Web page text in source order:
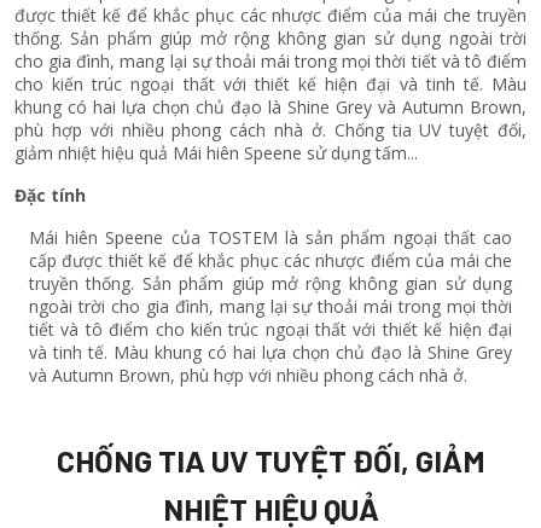
được thiết kế để khắc phục các nhược điểm của mái che truyền
thống. Sản phẩm giúp mở rộng không gian sử dụng ngoài trời
cho gia đình, mang lại sự thoải mái trong mọi thời tiết và tô điểm
cho kiến trúc ngoại thất với thiết kế hiện đại và tinh tế. Màu
khung có hai lựa chọn chủ đạo là Shine Grey và Autumn Brown,
phù hợp với nhiều phong cách nhà ở. Chống tia UV tuyệt đối,
giảm nhiệt hiệu quả Mái hiên Speene sử dụng tấm...
Đặc tính
Mái hiên Speene của TOSTEM là sản phẩm ngoại thất cao
cấp được thiết kế để khắc phục các nhược điểm của mái che
truyền thống. Sản phẩm giúp mở rộng không gian sử dụng
ngoài trời cho gia đình, mang lại sự thoải mái trong mọi thời
tiết và tô điểm cho kiến trúc ngoại thất với thiết kế hiện đại
và tinh tế. Màu khung có hai lựa chọn chủ đạo là Shine Grey
và Autumn Brown, phù hợp với nhiều phong cách nhà ở.
CHỐNG TIA UV TUYỆT ĐỐI, GIẢM
NHIỆT HIỆU QUẢ